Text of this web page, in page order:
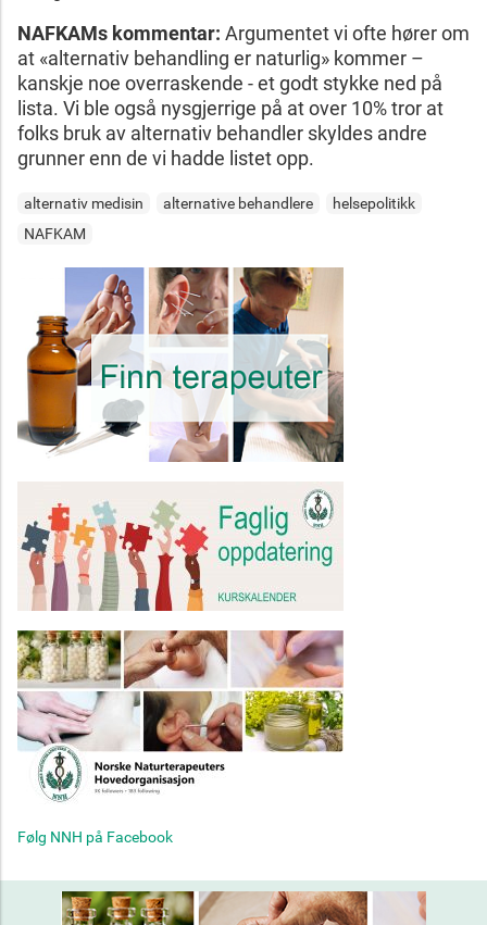
NAFKAMs kommentar: Argumentet vi ofte hører om
at «alternativ behandling er naturlig» kommer –
kanskje noe overraskende - et godt stykke ned på
lista. Vi ble også nysgjerrige på at over 10% tror at
folks bruk av alternativ behandler skyldes andre
grunner enn de vi hadde listet opp.
alternativ medisin alternative behandlere
helsepolitikk
NAFKAM
Følg NNH på Facebook